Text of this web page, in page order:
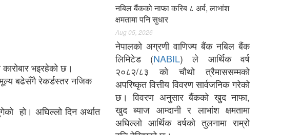
भइरहेको छ।
बढेसँगै रेकर्डस्तर नजिक
हो। अघिल्लो दिन अर्थात
नबिल बैंकको नाफा करिब ८ अर्ब, लाभांश
क्षमतामा पनि सुधार
Aug 05, 2026
नेपालको अग्रणी वाणिज्य बैंक नबिल बैंक
लिमिटेड (NABIL) ले आर्थिक वर्ष
२०८२/८३ को चौथो त्रैमाससम्मको
अपरिष्कृत वित्तीय विवरण सार्वजनिक गरेको
छ। विवरण अनुसार बैंकको खुद नाफा,
खुद ब्याज आम्दानी र लाभांश क्षमतामा
अघिल्लो आर्थिक वर्षको तुलनामा राम्रो